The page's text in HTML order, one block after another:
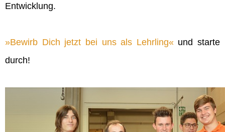
Entwicklung.
Bewirb Dich jetzt bei uns als Lehrling und starte
durch!